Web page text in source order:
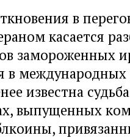
в
касается
замороженных
в международных
известна
выпущенных